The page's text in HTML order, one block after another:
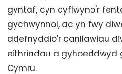
gyntaf, cyn cyflwyno'r
gychwynnol, ac yn fwy
ddefnyddio'r canllawiau
eithriadau a gyhoeddwyd
Cymru.